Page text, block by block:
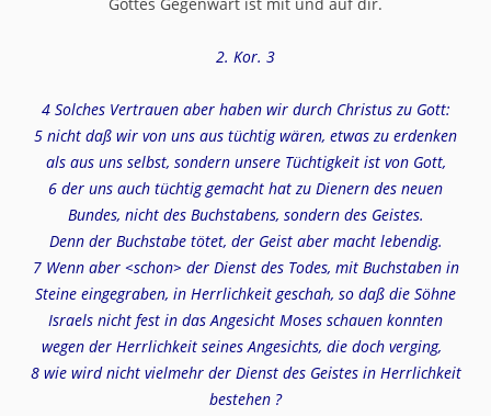
2. Kor. 3
4 Solches Vertrauen aber haben wir durch Christus zu Gott:
5 nicht daß wir von uns aus tüchtig wären, etwas zu erdenken
als aus uns selbst, sondern unsere Tüchtigkeit ist von Gott,
6 der uns auch tüchtig gemacht hat zu Dienern des neuen
Bundes, nicht des Buchstabens, sondern des Geistes.
Denn der Buchstabe tötet, der Geist aber macht lebendig.
7 Wenn aber <schon> der Dienst des Todes, mit Buchstaben in
Steine eingegraben, in Herrlichkeit geschah, so daß die Söhne
Israels nicht fest in das Angesicht Moses schauen konnten
wegen der Herrlichkeit seines Angesichts, die doch verging,
8 wie wird nicht vielmehr der Dienst des Geistes in Herrlichkeit
bestehen ?